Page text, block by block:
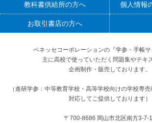
教科書供給所の方へ 個人情報
お取引書店の方へ
ベネッセコーポレーションの『学参・手帳サ
主に高校で使っていただく問題集やテキ
企画制作・販売しております。
（進研学参：中等教育学校・高等学校向けの学校専
対応してご提供しております）
〒700-8686 岡山市北区南方3-7-